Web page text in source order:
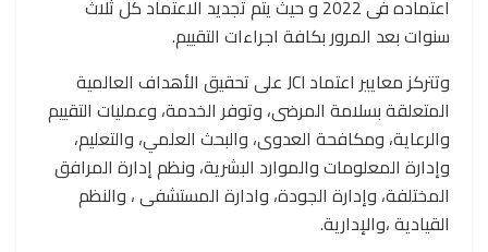
اعتماده فى 2022 و حيث يتم تجديد الاعتماد كل ثلاث
سنوات بعد المرور بكافة اجراءات التقييم.
وتتركز معايير اعتماد JCI على تحقيق الأهداف العالمية
المتعلقة بسلامة المرضى، وتوفر الخدمة، وعمليات التقييم
والرعاية، ومكافحة العدوى، والبحث العلمي، والتعليم،
وإدارة المعلومات والموارد البشرية، ونظم إدارة المرافق
المختلفة، وإدارة الجودة، وادارة المستشفى ، والنظم
القيادية ،والإدارية.